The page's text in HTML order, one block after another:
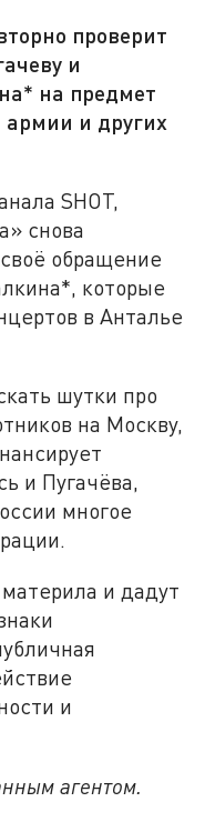
проверит
и
на предмет
и других
SHOT,
снова
обращение
которые
в Анталье
шутки про
на Москву,
и Пугачёва,
многое
и дадут
и
агентом.